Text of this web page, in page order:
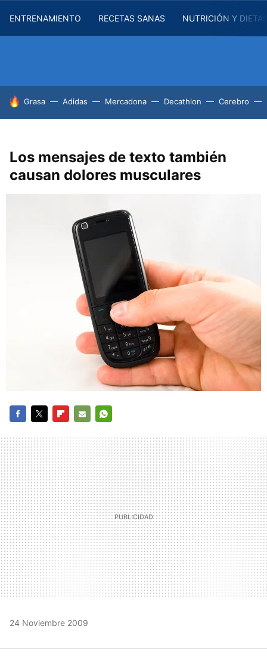
ENTRENAMIENTO RECETAS SANAS NUTRICIÓN Y
HOY SE HABLA DE
Grasa Adidas Mercadona Decathlon Cerebro
Los mensajes de texto también
causan dolores musculares
MAIL
24 Noviembre 2009